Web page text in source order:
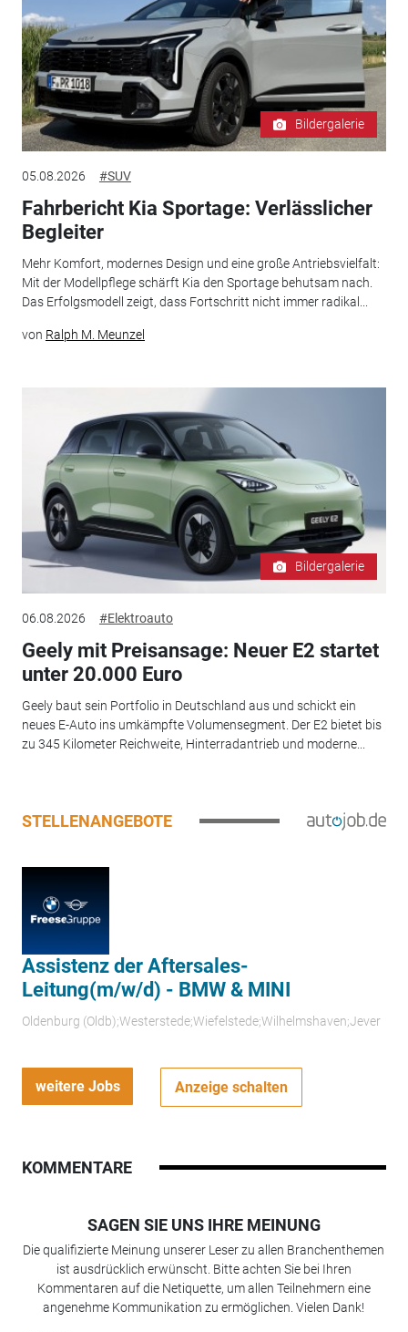
Bildergalerie
05.08.2026 #SUV
Fahrbericht Kia Sportage: Verlässlicher
Begleiter
Mehr Komfort, modernes Design und eine große Antriebsvielfalt:
Mit der Modellpflege schärft Kia den Sportage behutsam nach.
Das Erfolgsmodell zeigt, dass Fortschritt nicht immer radikal...
von Ralph M. Meunzel
Bildergalerie
06.08.2026 #Elektroauto
Geely mit Preisansage: Neuer E2 startet
unter 20.000 Euro
Geely baut sein Portfolio in Deutschland aus und schickt ein
neues E-Auto ins umkämpfte Volumensegment. Der E2 bietet bis
zu 345 Kilometer Reichweite, Hinterradantrieb und moderne...
STELLENANGEBOTE
Assistenz der Aftersales-
Leitung(m/w/d) - BMW & MINI
Oldenburg (Oldb);Westerstede;Wiefelstede;Wilhelmshaven;Jever
weitere Jobs Anzeige schalten
KOMMENTARE
SAGEN SIE UNS IHRE MEINUNG
Die qualifizierte Meinung unserer Leser zu allen Branchenthemen
ist ausdrücklich erwünscht. Bitte achten Sie bei Ihren
Kommentaren auf die Netiquette, um allen Teilnehmern eine
angenehme Kommunikation zu ermöglichen. Vielen Dank!